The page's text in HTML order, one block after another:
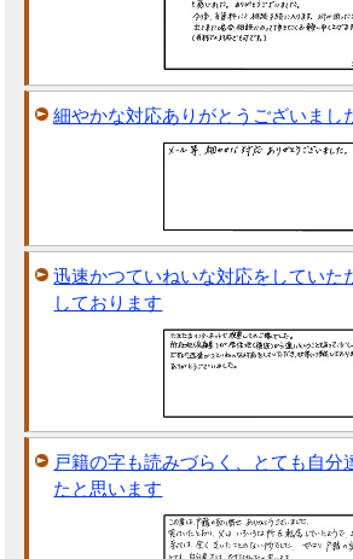
細やかな対応ありがとうございまし
迅速かつていねいな対応をしていた
しております
戸籍の字も読みづらく、とても自分
たと思います